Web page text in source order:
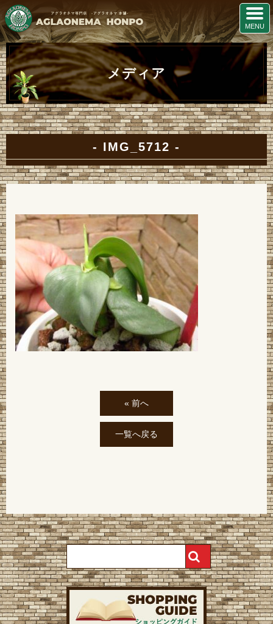
メディア
IMG_5712
« 前へ
一覧へ戻る